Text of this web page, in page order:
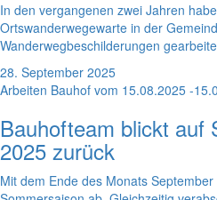
In den vergangenen zwei Jahren
Ortswanderwegewarte in der
Wanderwegbeschilderungen
28. September 2025
Arbeiten Bauhof vom 15.08.2025 -
Bauhofteam blickt auf
2025 zurück
Mit dem Ende des Monats